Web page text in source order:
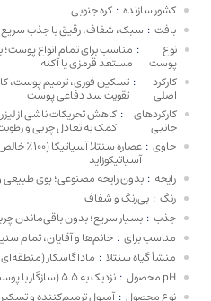
کشور سازنده : کره جنوبی
بافت : سبک، شفاف، رقیق با جذب
نوع
پوست
: مناسب برای تمام انواع
مستعد قرمزی یا آکنه
کارکرد
اصلی
: تسکین فوری، ترمیم پوست،
تقویت سد دفاعی پوست
کارکردهای
جانبی
: کاهش تحریکات ناشی از
کمک به تعادل چربی و
حاوی : عصاره
آسیاتیکوزاید
رایحه : بدون رایحه مصنوعی؛ بوی طبیعی
رنگ : بی‌رنگ و شفاف
جذب : بسیار سریع؛ بدون باقی‌ماندن
مناسب برای : خانم‌ها و آقایان، تمام
منشأ گیاه سنتلا : ماداگاسکار
pH محصول
: نزدیک به 5.5 (سازگار با پوست انسان)
نوع محصول : آمپول ترمیم‌کننده و